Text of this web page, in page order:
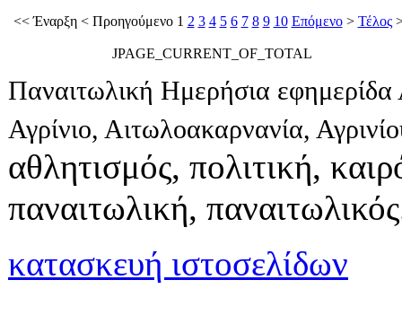
<<Έναρξη< Προηγούμενο 1 2 3 4 5 6 7 8 9 10 Επόμενο> Τέλος
JPAGE_CURRENT_OF_TOTAL
Παναιτωλική Ημερήσια εφημερίδα
Αγρίνιο, Αιτωλοακαρνανία,
αθλητισμός, πολιτική,
παναιτωλική,
κατασκευή ιστοσελίδων